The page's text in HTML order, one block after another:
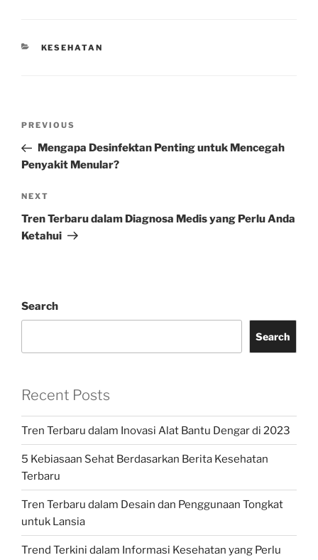
CATEGORIES
KESEHATAN
Previous
Post
PREVIOUS
Mengapa Desinfektan Penting untuk Mencegah
Penyakit Menular?
Next
Post
NEXT
Tren Terbaru dalam Diagnosa Medis yang Perlu Anda
Ketahui
Search
Search
Recent Posts
Tren Terbaru dalam Inovasi Alat Bantu Dengar di 2023
5 Kebiasaan Sehat Berdasarkan Berita Kesehatan
Terbaru
Tren Terbaru dalam Desain dan Penggunaan Tongkat
untuk Lansia
Trend Terkini dalam Informasi Kesehatan yang Perlu